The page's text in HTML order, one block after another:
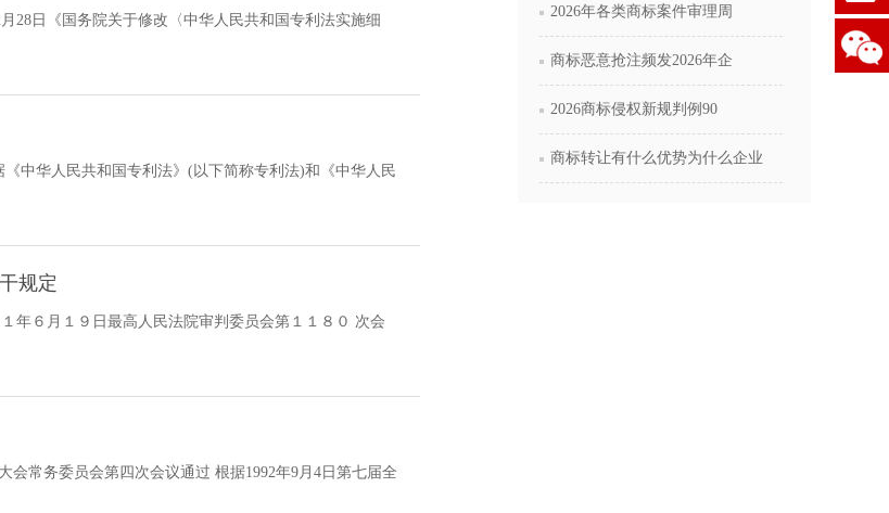
28日《国务院关于修改〈中华人民共和国专利法实施细
中华人民共和国专利法》(以下简称专利法)和《中华人民
规定
年６月１９日最高人民法院审判委员会第１１８０ 次会
会常务委员会第四次会议通过 根据1992年9月4日第七届全
2026年各类商标案件审理周
商标恶意抢注频发2026年企
2026商标侵权新规判例90
商标转让有什么优势为什么企业